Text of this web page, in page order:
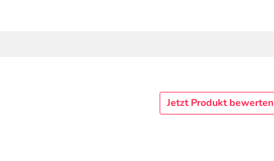
Jetzt Produkt bewerten